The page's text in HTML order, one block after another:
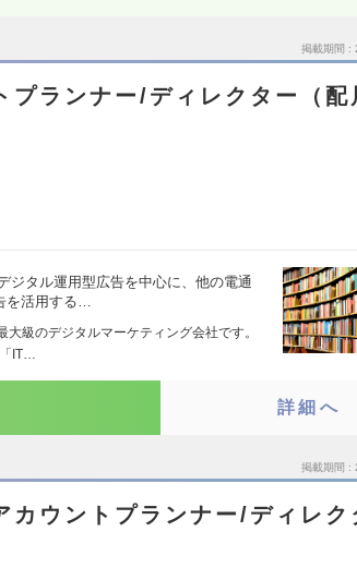
掲載期間
プランナー/ディレクター（配
ジタル運用型広告を中心に、他の電通
を活用する…
級のデジタルマーケティング会社です。
「IT…
詳細へ
掲載期間
カウントプランナー/ディレク